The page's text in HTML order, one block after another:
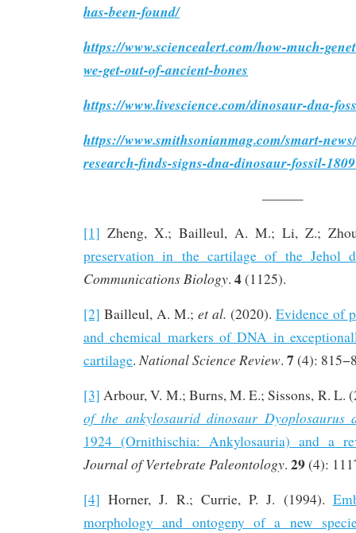
has-been-found/
https://www.sciencealert.com/how-much-
we-get-out-of-ancient-bones
https://www.livescience.com/dinosaur-dna-
https://www.smithsonianmag.com/smart-
research-finds-signs-dna-dinosaur-fossil-
———
[1] Zheng, X.; Bailleul, A. M.; Li, Z.;
preservation in the cartilage of the Jehol
Communications Biology. 4(1125).
[2] Bailleul, A. M.; et al. (2020). Evidence of
and chemical markers of DNA in
cartilage. National Science Review. 7(4):
[3] Arbour, V. M.; Burns, M. E.; Sissons, R. L.
of the ankylosaurid dinosaur Dyoplosaurus
1924 (Ornithischia: Ankylosauria) and a
Journal of Vertebrate Paleontology. 29(4):
[4] Horner, J. R.; Currie, P. J. (1994).
morphology and ontogeny of a new